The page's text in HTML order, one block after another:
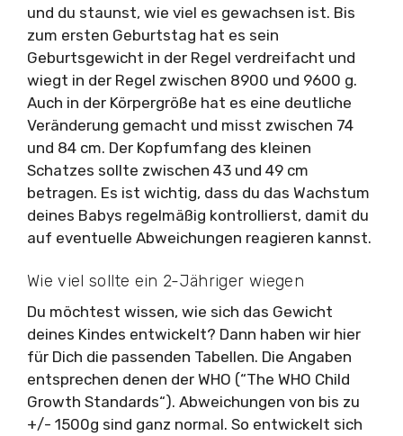
und du staunst, wie viel es gewachsen ist. Bis
zum ersten Geburtstag hat es sein
Geburtsgewicht in der Regel verdreifacht und
wiegt in der Regel zwischen 8900 und 9600 g.
Auch in der Körpergröße hat es eine deutliche
Veränderung gemacht und misst zwischen 74
und 84 cm. Der Kopfumfang des kleinen
Schatzes sollte zwischen 43 und 49 cm
betragen. Es ist wichtig, dass du das Wachstum
deines Babys regelmäßig kontrollierst, damit du
auf eventuelle Abweichungen reagieren kannst.
Wie viel sollte ein 2-Jähriger wiegen
Du möchtest wissen, wie sich das Gewicht
deines Kindes entwickelt? Dann haben wir hier
für Dich die passenden Tabellen. Die Angaben
entsprechen denen der WHO (“The WHO Child
Growth Standards“). Abweichungen von bis zu
+/- 1500g sind ganz normal. So entwickelt sich